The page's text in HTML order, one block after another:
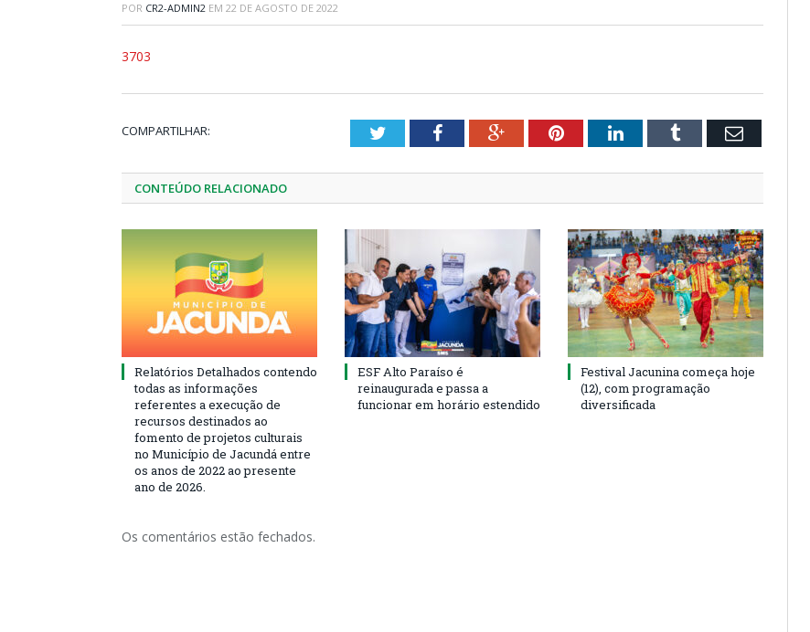
POR CR2-ADMIN2 EM 22 DE AGOSTO DE 2022
3703
COMPARTILHAR: TwitterFacebookGoogle+PinterestLinkedInTumblr Email
CONTEÚDO RELACIONADO
Relatórios Detalhados contendo
todas as informações
referentes a execução de
recursos destinados ao
fomento de projetos culturais
no Município de Jacundá entre
os anos de 2022 ao presente
ano de 2026.
ESF Alto Paraíso é
reinaugurada e passa a
funcionar em horário estendido
Festival Jacunina começa hoje
(12), com programação
diversificada
Os comentários estão fechados.